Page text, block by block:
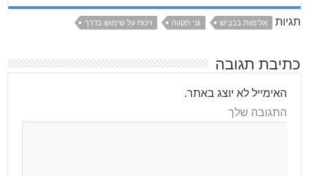
תגיות אלימות בכביש גני תקווה ויכוח על שימוש בדרך
כתיבת תגובה
האימייל לא יוצג באתר.
התגובה שלך